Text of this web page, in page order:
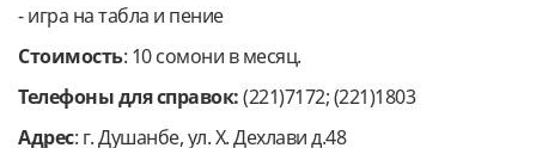
- игра на табла и пение
Стоимость: 10 сомони в месяц.
Телефоны для справок:(221)7172; (221)1803
Адрес: г. Душанбе, ул. Х. Дехлави д.48